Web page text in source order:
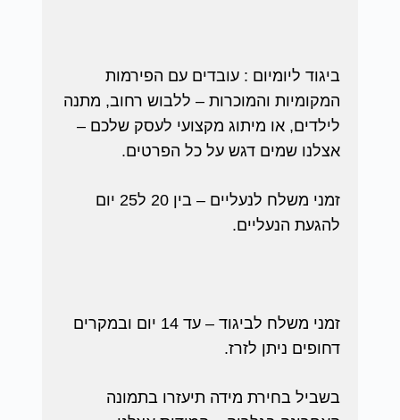
ביגוד ליומיום : עובדים עם הפירמות
המקומיות והמוכרות – ללבוש רחוב, מתנה
לילדים, או מיתוג מקצועי לעסק שלכם –
אצלנו שמים דגש על כל הפרטים.
זמני משלח לנעליים – בין 20 ל25 יום
להגעת הנעליים.
זמני משלח לביגוד – עד 14 יום ובמקרים
דחופים ניתן לזרז.
בשביל בחירת מידה תיעזרו בתמונה